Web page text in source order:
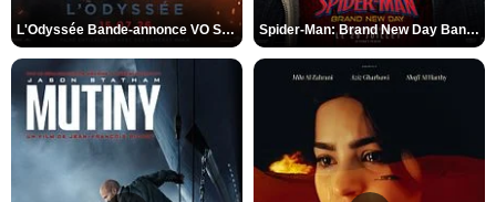
L'Odyssée Bande-annonce VO STFR Spider-Man: Brand New Day Bande-annonce VO STFR